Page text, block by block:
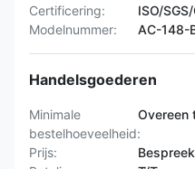
Certificering:
ISO/
Modelnummer:
AC-148-
Handelsgoederen
Minimale
bestelhoeveelheid:
Overeen
Prijs: